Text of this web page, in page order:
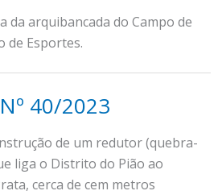
da arquibancada do Campo de
de Esportes.
40/2023
de um redutor (quebra-
liga o Distrito do Pião ao
cerca de cem metros